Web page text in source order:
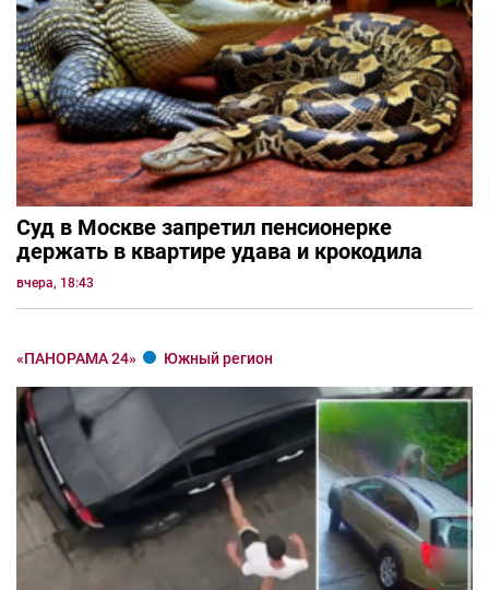
Суд в Москве запретил пенсионерке
держать в квартире удава и крокодила
вчера, 18:43
«ПАНОРАМА 24» Южный регион